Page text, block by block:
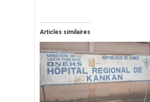
Articles similaires